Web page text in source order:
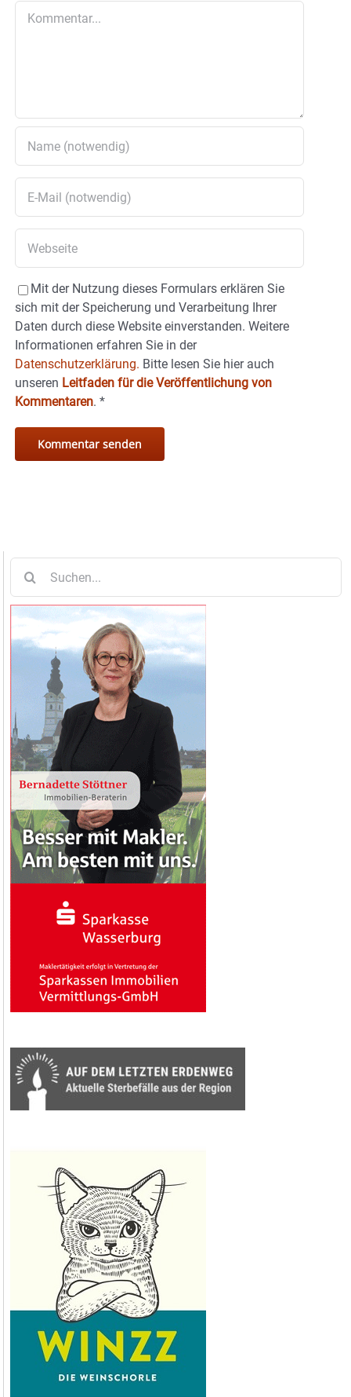
Mit der Nutzung dieses Formulars erklären Sie
sich mit der Speicherung und Verarbeitung Ihrer
Daten durch diese Website einverstanden. Weitere
Informationen erfahren Sie in der
Datenschutzerklärung. Bitte lesen Sie hier auch
unseren Leitfaden für die Veröffentlichung von
Kommentaren. *
nach: